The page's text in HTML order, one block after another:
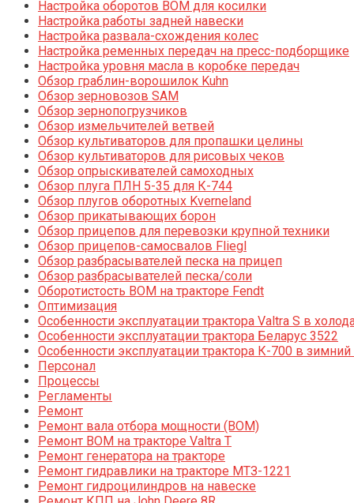
Настройка оборотов ВОМ для косилки
Настройка работы задней навески
Настройка развала-схождения колес
Настройка ременных передач на пресс-подборщике
Настройка уровня масла в коробке передач
Обзор граблин-ворошилок Kuhn
Обзор зерновозов SAM
Обзор зернопогрузчиков
Обзор измельчителей ветвей
Обзор культиваторов для пропашки целины
Обзор культиваторов для рисовых чеков
Обзор опрыскивателей самоходных
Обзор плуга ПЛН 5-35 для К-744
Обзор плугов оборотных Kverneland
Обзор прикатывающих борон
Обзор прицепов для перевозки крупной техники
Обзор прицепов-самосвалов Fliegl
Обзор разбрасывателей песка на прицеп
Обзор разбрасывателей песка/соли
Оборотистость ВОМ на тракторе Fendt
Оптимизация
Особенности эксплуатации трактора Valtra S в
Особенности эксплуатации трактора Беларус 3522
Особенности эксплуатации трактора К-700 в
Персонал
Процессы
Регламенты
Ремонт
Ремонт вала отбора мощности (ВОМ)
Ремонт ВОМ на тракторе Valtra T
Ремонт генератора на тракторе
Ремонт гидравлики на тракторе МТЗ-1221
Ремонт гидроцилиндров на навеске